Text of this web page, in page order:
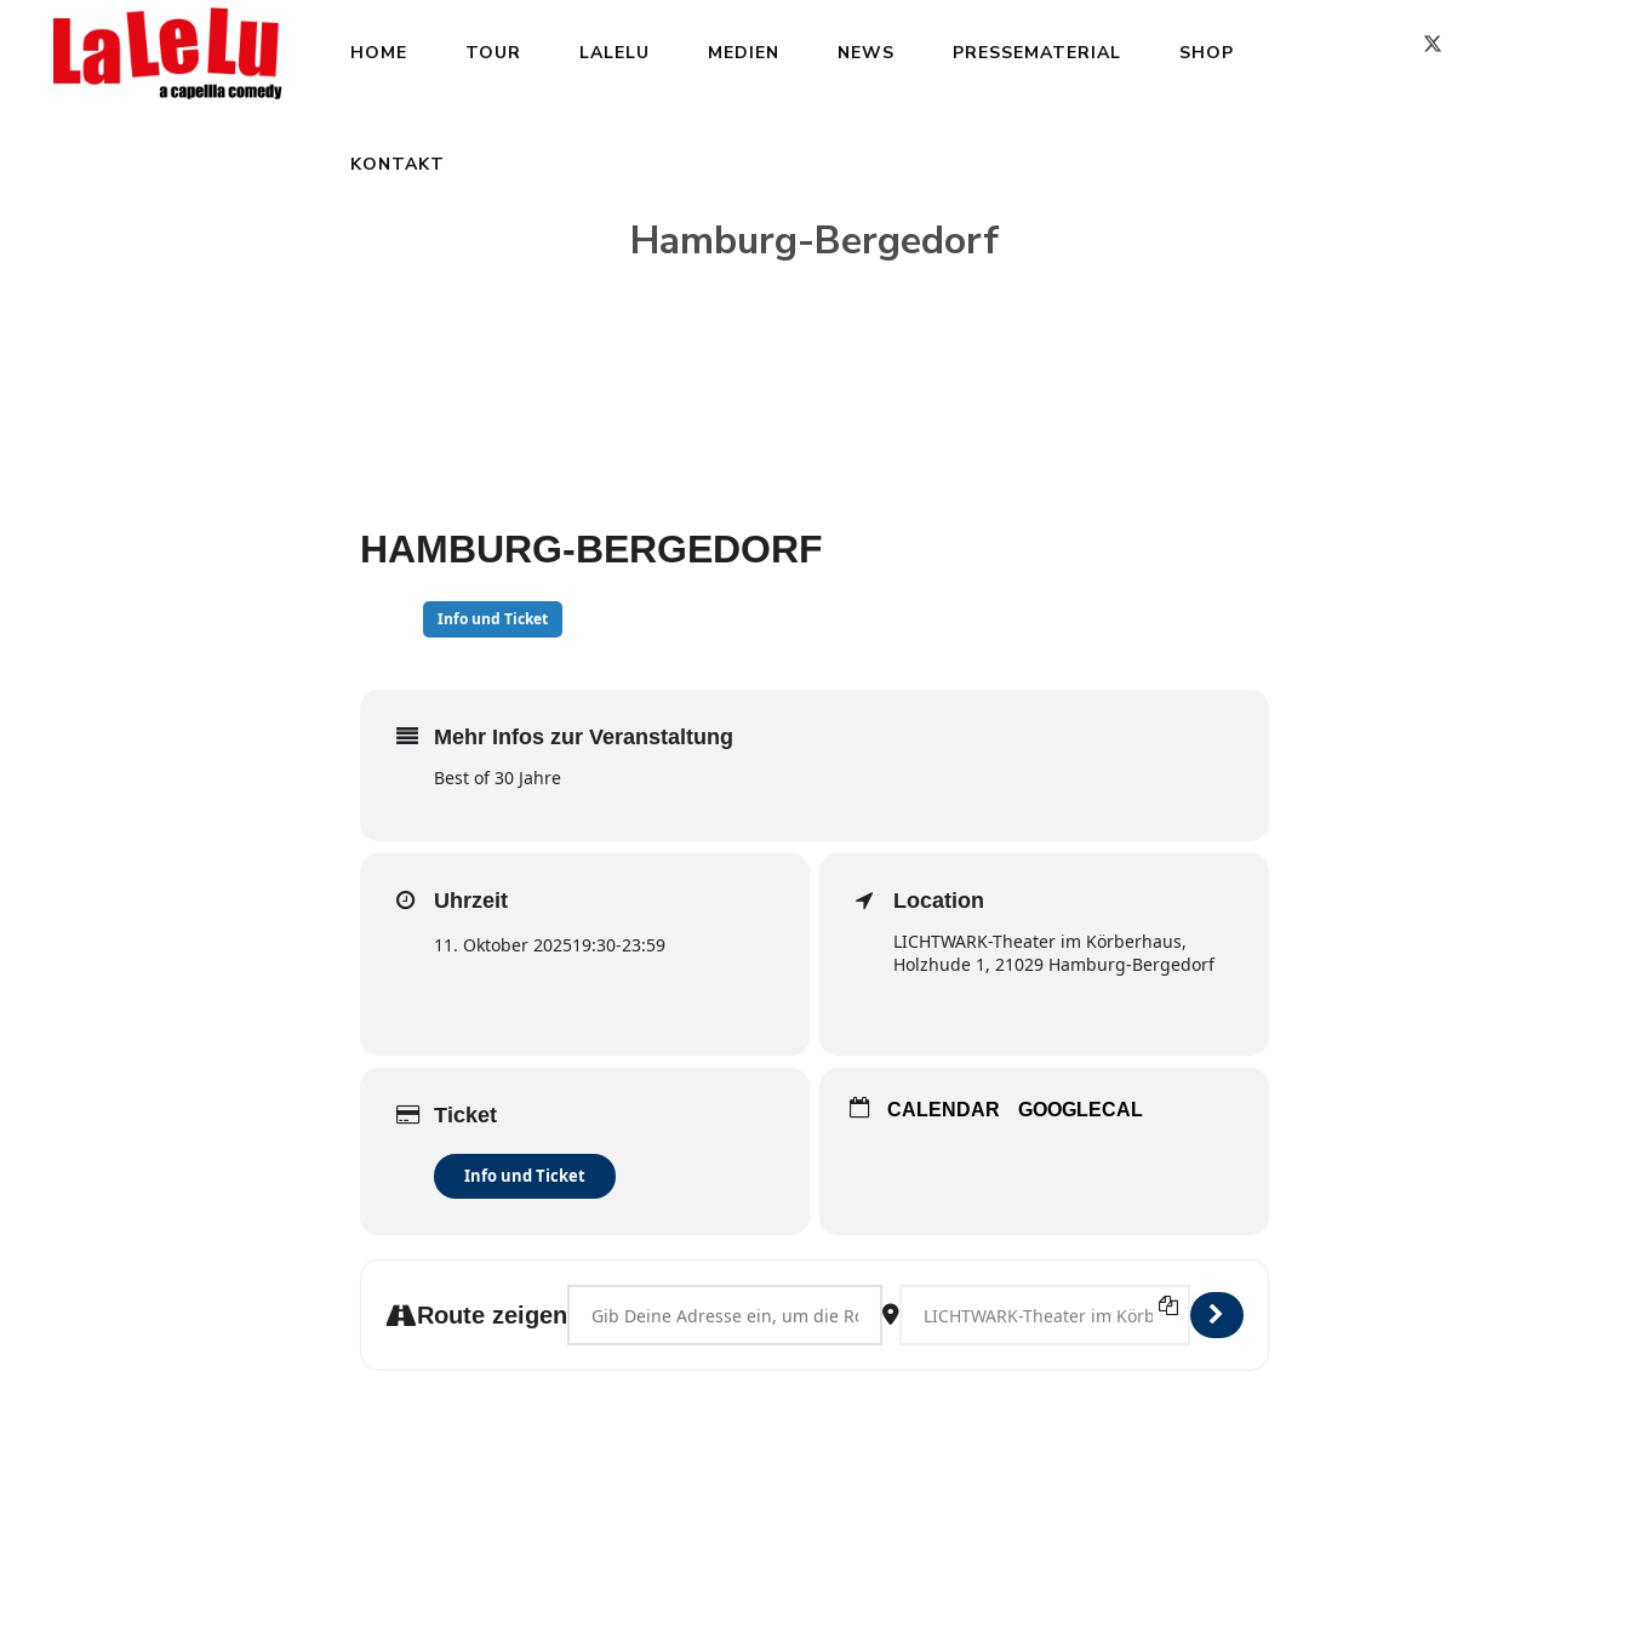
HOME TOUR LALELU MEDIEN NEWS PRESSEMATERIAL SHOP
KONTAKT
Hamburg-Bergedorf
HAMBURG-BERGEDORF
Info und Ticket
Mehr Infos zur Veranstaltung
Best of 30 Jahre
Uhrzeit
11. Oktober 202519:30-23:59
Location
LICHTWARK-Theater im Körberhaus,
Holzhude 1, 21029 Hamburg-Bergedorf
Ticket
Info und Ticket
CALENDAR GOOGLECAL
Route zeigen
Address - Hamburg-Bergedorf [YoaPKz6NO]Destination Address - Hamburg-Bergedorf [xtT1ljW3T]